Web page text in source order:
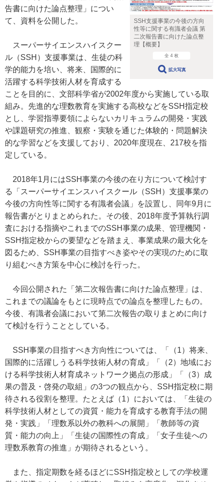
SSH支援事業の今後の方向
性等に関する有識者会議 第
二次報告書に向けた論点整
理【概要】
全 4 枚
拡大写真
告書に向けた論点整理」につい
て、資料を公開した。
スーパーサイエンスハイスクー
ル（SSH）支援事業は、生徒の科
学的能力を培い、将来、国際的に
活躍する科学技術人材を育成する
ことを目的に、文部科学省が2002年度から実施している取
組み。先進的な理数教育を実施する高校などをSSH指定校
とし、学習指導要領によらないカリキュラムの開発・実践
や課題研究の推進、観察・実験を通じた体験的・問題解決
的な学習などを支援しており、2020年度現在、217校を指
定している。
2018年1月にはSSH事業の今後の在り方について検討す
る「スーパーサイエンスハイスクール（SSH）支援事業の
今後の方向性等に関する有識者会議」を設置し、同年9月に
報告書がとりまとめられた。その後、2018年度予算執行調
査における指摘やこれまでのSSH事業の成果、管理機関・
SSH指定校からの要望などを踏まえ、事業成果の最大化を
図るため、SSH事業の目指すべき姿やその実現のために取
り組むべき方策を中心に検討を行った。
今回公開された「第二次報告書に向けた論点整理」は、
これまでの議論をもとに現時点での論点を整理したもの。
今後、有識者会議において第二次報告の取りまとめに向け
て検討を行うこととしている。
SSH事業の目指すべき方向性については、「（1）将来、
国際的に活躍しうる科学技術人材の育成」「（2）地域にお
ける科学技術人材育成ネットワーク拠点の形成」「（3）成
果の普及・啓発の取組」の3つの観点から、SSH指定校に期
待される役割を整理。たとえば（1）においては、「生徒の
科学技術人材としての資質・能力を育成する教育手法の開
発・実践」「理数系以外の教科への展開」「教師等の資
質・能力の向上」「生徒の国際性の育成」「女子生徒への
理数系教育の推進」が期待されるという。
また、指定期数を経るほどにSSH指定校としての学校運